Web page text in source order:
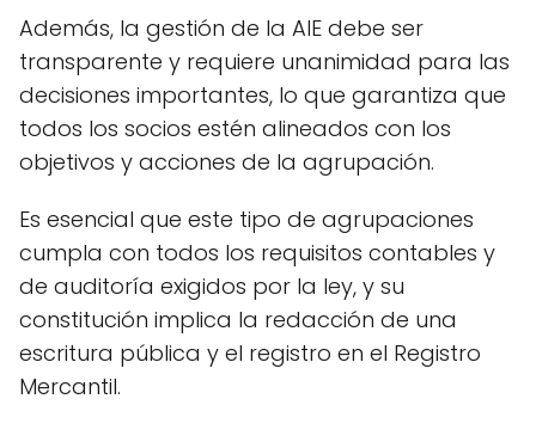
Además, la gestión de la AIE debe ser
transparente y requiere unanimidad para las
decisiones importantes, lo que garantiza que
todos los socios estén alineados con los
objetivos y acciones de la agrupación.
Es esencial que este tipo de agrupaciones
cumpla con todos los requisitos contables y
de auditoría exigidos por la ley, y su
constitución implica la redacción de una
escritura pública y el registro en el Registro
Mercantil.